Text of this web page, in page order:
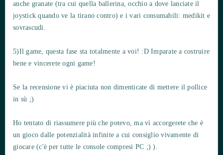
anche granate (tra cui quella ballerina, occhio a dove lanciate il
joystick quando ve la tirano contro) e i vari consumabili: medikit e
sovrascudi.
5)Il game, questa fase sta totalmente a voi! :D Imparate a costruire
bene e vincerete ogni game!
Se la recensione vi è piaciuta non dimenticate di mettere il pollice
in sù ;)
Ho tentato di riassumere più che potevo, ma vi accorgerete che è
un gioco dalle potenzialità infinite a cui consiglio vivamente di
giocare (c'è per tutte le console compresi PC ;) ).